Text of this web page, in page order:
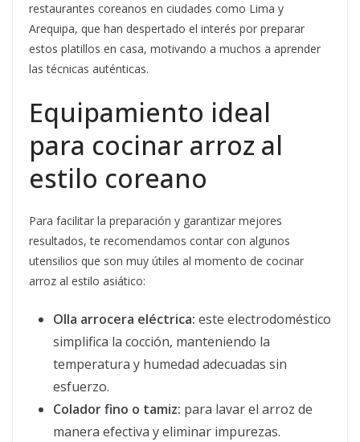
restaurantes coreanos en ciudades como Lima y
Arequipa, que han despertado el interés por preparar
estos platillos en casa, motivando a muchos a aprender
las técnicas auténticas.
Equipamiento ideal
para cocinar arroz al
estilo coreano
Para facilitar la preparación y garantizar mejores
resultados, te recomendamos contar con algunos
utensilios que son muy útiles al momento de cocinar
arroz al estilo asiático:
Olla arrocera eléctrica: este electrodoméstico
simplifica la cocción, manteniendo la
temperatura y humedad adecuadas sin
esfuerzo.
Colador fino o tamiz: para lavar el arroz de
manera efectiva y eliminar impurezas.